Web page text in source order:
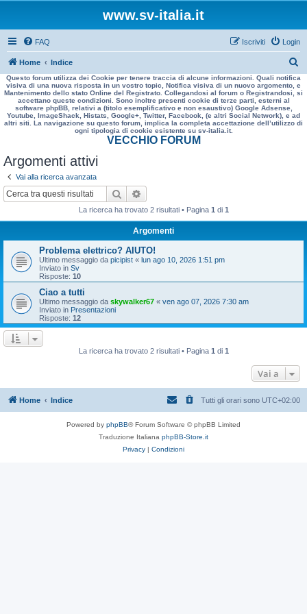
www.sv-italia.it
FAQ Login
Iscriviti
Home Indice
e
r
a
Questo forum utilizza dei Cookie per tenere traccia di alcune informazioni. Quali notifica
visiva di una nuova risposta in un vostro topic, Notifica visiva di un nuovo argomento, e
Mantenimento dello stato Online del Registrato. Collegandosi al forum o Registrandosi, si
accettano queste condizioni. Sono inoltre presenti cookie di terze parti, esterni al
software phpBB, relativi a (titolo esemplificativo e non esaustivo) Google Adsense,
Youtube, ImageShack, Histats, Google+, Twitter, Facebook, (e altri Social Network), e ad
altri siti. La navigazione su questo forum, implica la completa accettazione dell’utilizzo di
ogni tipologia di cookie esistente su sv-italia.it.
VECCHIO FORUM
Argomenti attivi
Vai alla ricerca avanzata
Cerca
La ricerca ha trovato 2 risultati • Pagina 1 di 1
Argomenti
Problema elettrico? AIUTO!
Ultimo messaggio da picipist « lun ago 10, 2026 1:51 pm
Inviato in Sv
Risposte: 10
Ciao a tutti
Ultimo messaggio da skywalker67 « ven ago 07, 2026 7:30 am
Inviato in Presentazioni
Risposte: 12
La ricerca ha trovato 2 risultati • Pagina 1 di 1
Vai a
Home Indice Tutti gli orari sono UTC+02:00
Powered by phpBB® Forum Software © phpBB Limited
Traduzione Italiana phpBB-Store.it
Privacy | Condizioni